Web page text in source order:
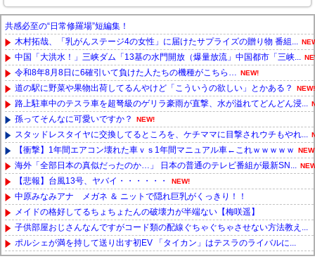
共感必至の“日常修羅場”短編集！
木村拓哉、「乳がんステージ4の女性」に届けたサプライズの贈り物 番組...
中国「大洪水！」三峡ダム「13基の水門開放（爆量放流」中国都市「三峡...
令和8年8月8日に6確引いて負けた人たちの機種がこちら… NEW!
道の駅に野菜や果物出荷してるんやけど「こういうの欲しい」とかある？ NEW!
路上駐車中のテスラ車を超弩級のゲリラ豪雨が直撃、水が溢れてどんどん浸...
孫ってそんなに可愛いですか？ NEW!
スタッドレスタイヤに交換してるところを、ケチママに目撃されウチもやれ...
【衝撃】1年間エアコン壊れた車ｖｓ1年間マニュアル車←これｗｗｗｗｗ
海外「全部日本の真似だったのか…」 日本の普通のテレビ番組が最新SN...
【悲報】台風13号、ヤバイ・・・・・・ NEW!
中原みなみアナ メガネ ＆ ニットで隠れ巨乳がくっきり！！
メイドの格好してるちょちょたんの破壊力が半端ない【梅咲遥】
子供部屋おじさんなんですがコード類の配線ぐちゃぐちゃさせない方法教え...
ポルシェが満を持して送り出す初EV 「タイカン」はテスラのライバルに...